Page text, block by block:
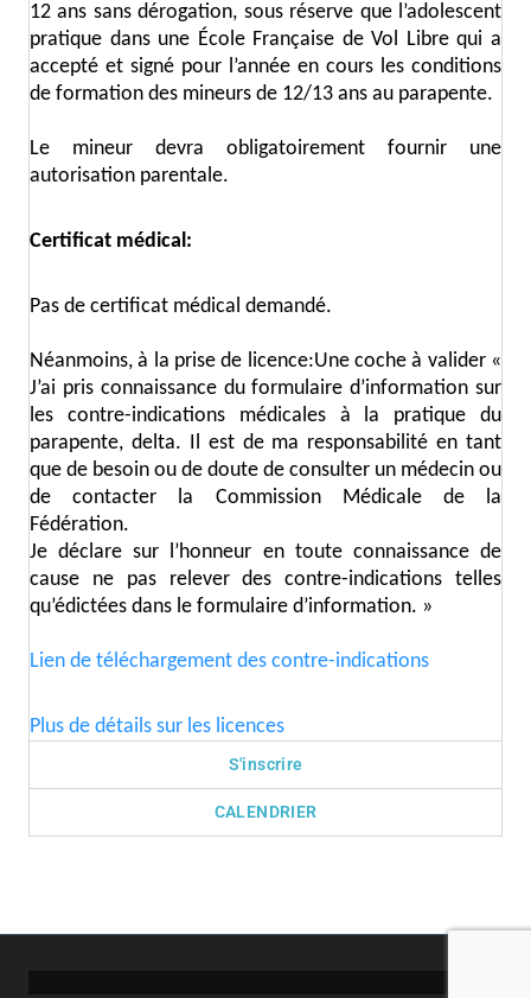
12 ans sans dérogation, sous réserve que l’adolescent
pratique dans une École Française de Vol Libre qui a
accepté et signé pour l’année en cours les conditions
de formation des mineurs de 12/13 ans au parapente.
Le mineur devra obligatoirement fournir une
autorisation parentale.
Certificat médical:
Pas de certificat médical demandé.
Néanmoins, à la prise de licence:Une coche à valider «
J’ai pris connaissance du formulaire d’information sur
les contre-indications médicales à la pratique du
parapente, delta. Il est de ma responsabilité en tant
que de besoin ou de doute de consulter un médecin ou
de contacter la Commission Médicale de la
Fédération.
Je déclare sur l’honneur en toute connaissance de
cause ne pas relever des contre-indications telles
qu’édictées dans le formulaire d’information. »
Lien de téléchargement des contre-indications
Plus de détails sur les licences
S'inscrire
CALENDRIER